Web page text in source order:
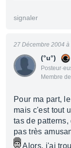
signaler
(°u°)
Membre
27 Décembre 2004 à
Pour ma part,
mais c'est tout
tas de
pas très
Alors, j'ai